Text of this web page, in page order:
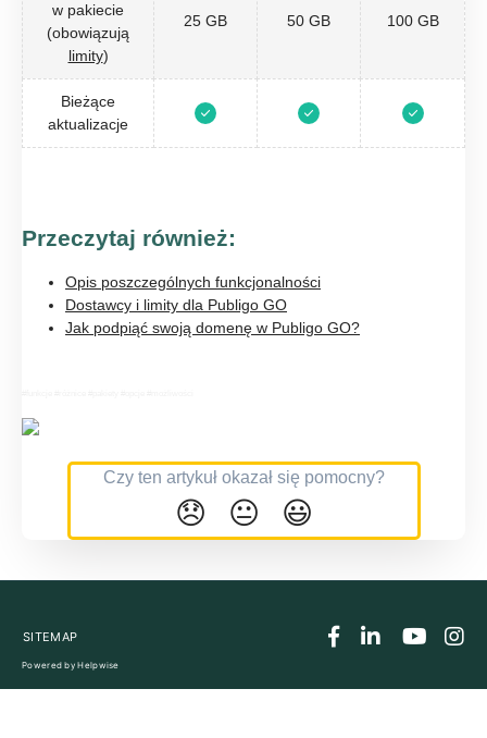
w pakiecie
(obowiązują
limity)
25 GB 50 GB 100 GB
Bieżące
aktualizacje
Przeczytaj również:
Opis poszczególnych funkcjonalności
Dostawcy i limity dla Publigo GO
Jak podpiąć swoją domenę w Publigo GO?
Czy ten artykuł okazał się pomocny?
😞 😐 😃
SITEMAP
Powered byHelpwise